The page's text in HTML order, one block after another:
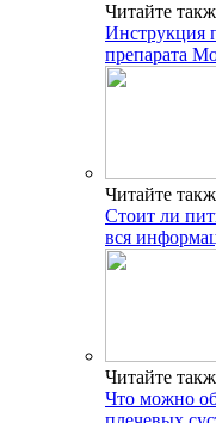
Читайте
Инструкция
препарата
Читайте
Стоит ли
вся
Читайте
Что можно